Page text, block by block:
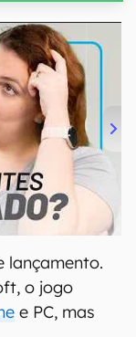
lançamento.
o jogo
e PC, mas